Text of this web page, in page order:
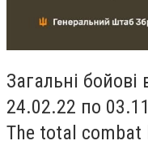
Загальні
24.02.22 по
The total combat